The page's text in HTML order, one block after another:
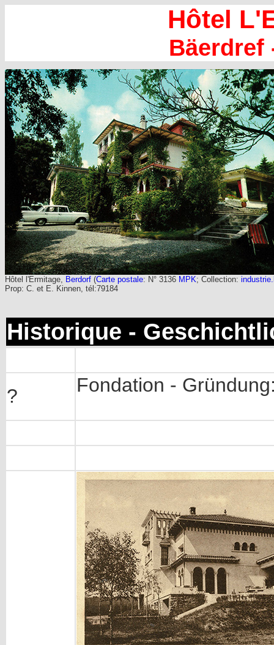
Hôtel
Bäerdref
Hôtel l'Ermitage, Berdorf (Carte postale: N° 3136 MPK; Collection:
Prop: C. et E. Kinnen, tél:79184
Historique -
? Fondation -